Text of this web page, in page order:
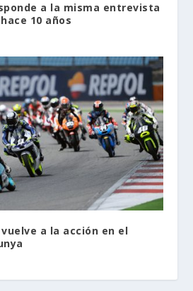
a la misma entrevista
10 años
vuelve a la acción en el